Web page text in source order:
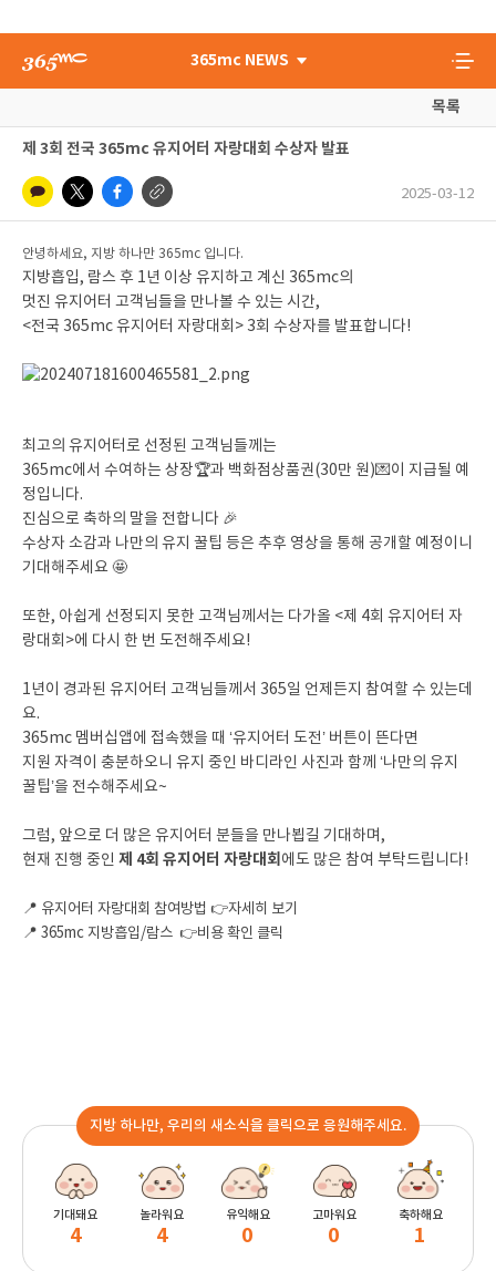
365mc NEWS
목록
제 3회 전국 365mc 유지어터 자랑대회 수상자 발표
2025-03-12
안녕하세요, 지방 하나만 365mc 입니다.
지방흡입, 람스 후 1년 이상 유지하고 계신 365mc의
멋진 유지어터 고객님들을 만나볼 수 있는 시간,
<전국 365mc 유지어터 자랑대회> 3회 수상자를 발표합니다!
최고의 유지어터로 선정된 고객님들께는
365mc에서 수여하는 상장🏆과 백화점상품권(30만 원)💌이 지급될 예
정입니다.
진심으로 축하의 말을 전합니다 🎉
수상자 소감과 나만의 유지 꿀팁 등은 추후 영상을 통해 공개할 예정이니
기대해주세요 🤩
또한, 아쉽게 선정되지 못한 고객님께서는 다가올 <제 4회 유지어터 자
랑대회>에 다시 한 번 도전해주세요!
1년이 경과된 유지어터 고객님들께서 365일 언제든지 참여할 수 있는데
요.
365mc 멤버십앱에 접속했을 때 ‘유지어터 도전’ 버튼이 뜬다면
지원 자격이 충분하오니 유지 중인 바디라인 사진과 함께 ‘나만의 유지
꿀팁’을 전수해주세요~
그럼, 앞으로 더 많은 유지어터 분들을 만나뵙길 기대하며,
현재 진행 중인 제 4회 유지어터 자랑대회 에도 많은 참여 부탁드립니다!
📍 유지어터 자랑대회 참여방법 👉자세히 보기
📍 365mc 지방흡입/람스 👉비용 확인 클릭
지방 하나만, 우리의 새소식을 클릭으로 응원해주세요.
기대돼요
4
놀라워요
4
유익해요
0
고마워요
0
축하해요
1